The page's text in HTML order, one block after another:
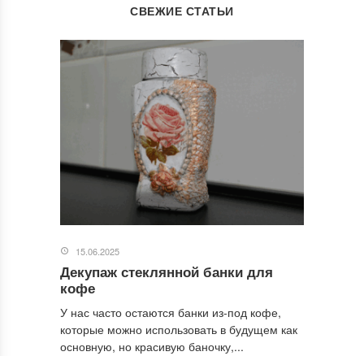
СВЕЖИЕ СТАТЬИ
15.06.2025
Декупаж стеклянной банки для
кофе
У нас часто остаются банки из-под кофе,
которые можно использовать в будущем как
основную, но красивую баночку,...